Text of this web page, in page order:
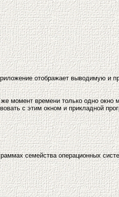
отображает выводимую и
момент времени только одно
с этим окном и прикладной
семейства операционных